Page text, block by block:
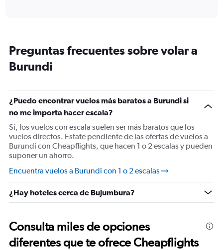
14
categories.
The
has
1
axis
displaying
values.
Range:
23.5
25.5.
Preguntas frecuentes sobre volar a
Burundi
¿Puedo encontrar vuelos más baratos a Burundi si
no me importa hacer escala?
Sí, los vuelos con escala suelen ser más baratos que los
vuelos directos. Estate pendiente de las ofertas de vuelos a
Burundi con Cheapflights, que hacen 1 o 2 escalas y pueden
suponer un ahorro.
Encuentra vuelos a Burundi con 1 o 2 escalas
¿Hay hoteles cerca de Bujumbura?
Consulta miles de opciones
diferentes que te ofrece Cheapflights